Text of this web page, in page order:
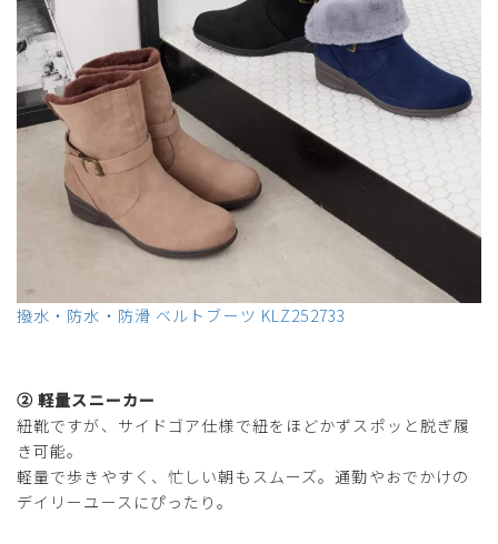
撥水・防水・防滑 ベルトブーツ KLZ252733
② 軽量スニーカー
紐靴ですが、サイドゴア仕様で紐をほどかずスポッと脱ぎ履
き可能。
軽量で歩きやすく、忙しい朝もスムーズ。通勤やおでかけの
デイリーユースにぴったり。